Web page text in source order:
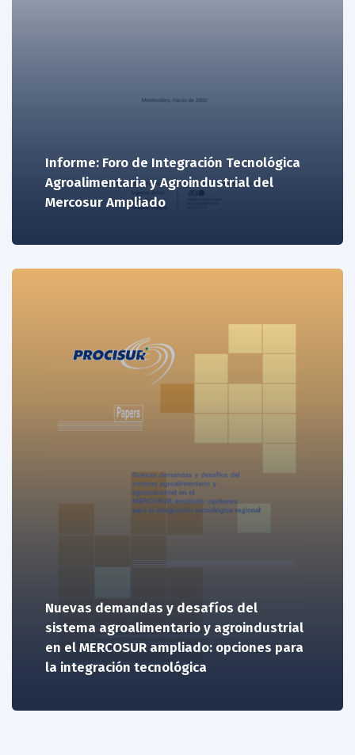
Informe: Foro de Integración Tecnológica
Agroalimentaria y Agroindustrial del
Mercosur Ampliado
Nuevas demandas y desafíos del
sistema agroalimentario y agroindustrial
en el MERCOSUR ampliado: opciones para
la integración tecnológica